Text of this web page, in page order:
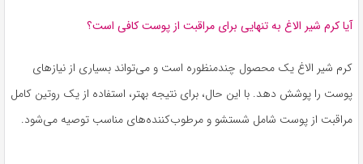
آیا کرم شیر الاغ به تنهایی برای مراقبت از پوست کافی است؟
کرم شیر الاغ یک محصول چندمنظوره است و می‌تواند بسیاری از نیازهای
پوست را پوشش دهد. با این حال، برای نتیجه بهتر، استفاده از یک روتین کامل
مراقبت از پوست شامل شستشو و مرطوب‌کننده‌های مناسب توصیه می‌شود.